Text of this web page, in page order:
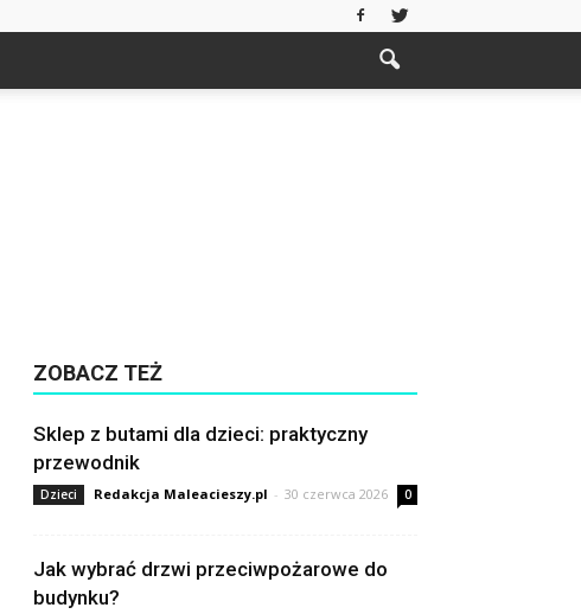
ZOBACZ TEŻ
Sklep z butami dla dzieci: praktyczny
przewodnik
Dzieci Redakcja Maleacieszy.pl - 30 czerwca 2026 0
Jak wybrać drzwi przeciwpożarowe do
budynku?